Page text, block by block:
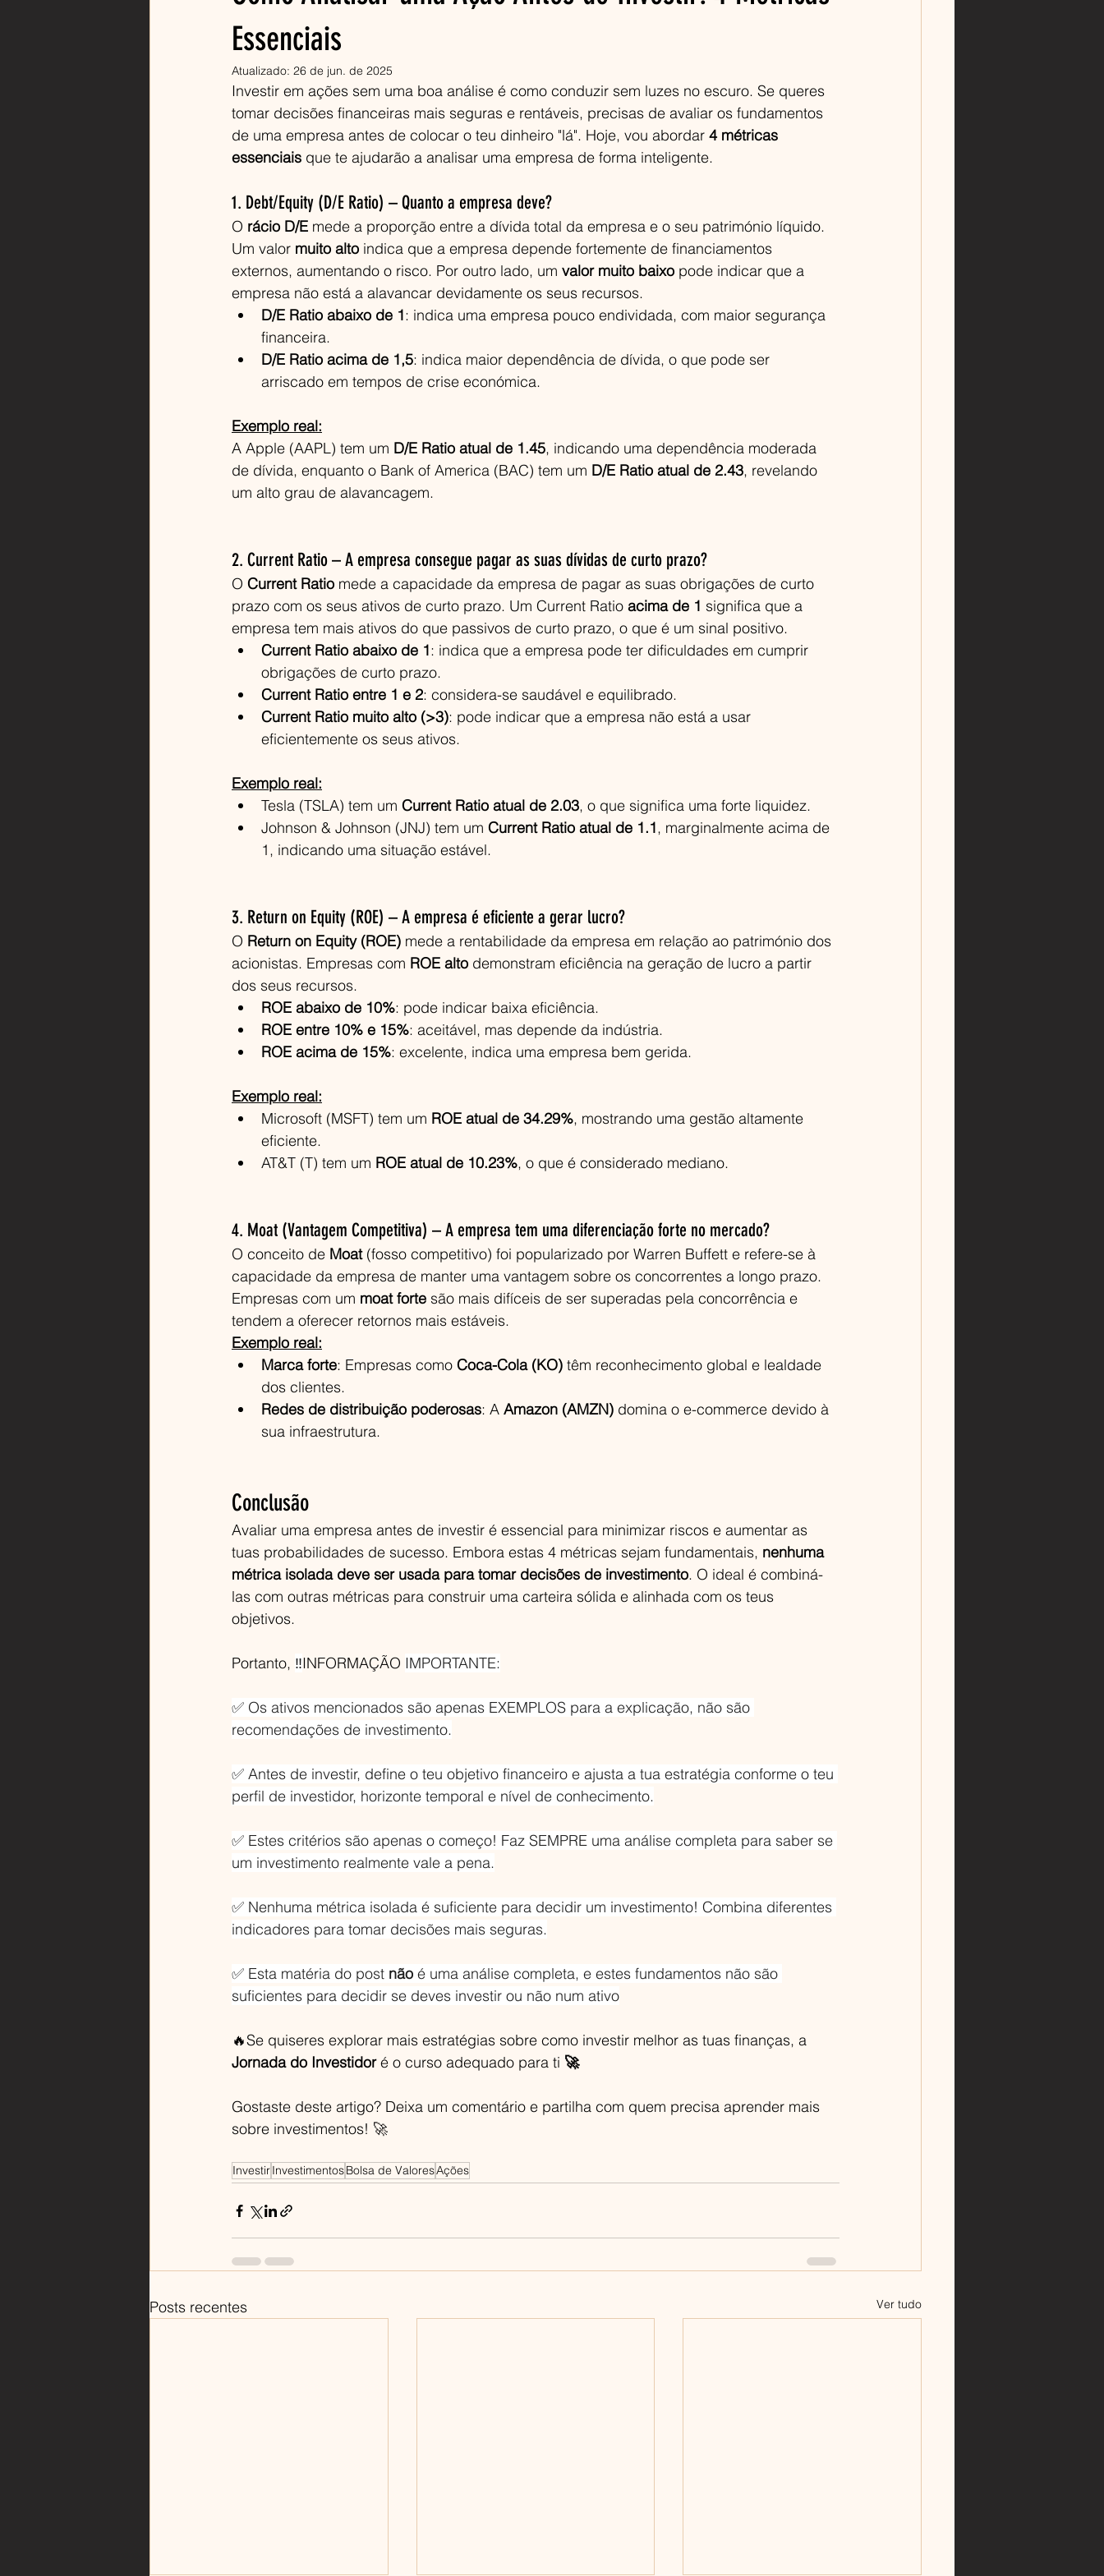
Essenciais
Atualizado: 26 de jun. de 2025
Investir em ações sem uma boa análise é como conduzir sem luzes no escuro. Se queres
tomar decisões financeiras mais seguras e rentáveis, precisas de avaliar os fundamentos
de uma empresa antes de colocar o teu dinheiro "lá". Hoje, vou abordar 4 métricas
essenciais que te ajudarão a analisar uma empresa de forma inteligente.
1. Debt/Equity (D/E Ratio) – Quanto a empresa deve?
O rácio D/E mede a proporção entre a dívida total da empresa e o seu património líquido.
Um valor muito alto indica que a empresa depende fortemente de financiamentos
externos, aumentando o risco. Por outro lado, um valor muito baixo pode indicar que a
empresa não está a alavancar devidamente os seus recursos.
D/E Ratio abaixo de 1: indica uma empresa pouco endividada, com maior segurança
financeira.
D/E Ratio acima de 1,5: indica maior dependência de dívida, o que pode ser
arriscado em tempos de crise económica.
Exemplo real:
A Apple (AAPL) tem um D/E Ratio atual de 1.45, indicando uma dependência moderada
de dívida, enquanto o Bank of America (BAC) tem um D/E Ratio atual de 2.43, revelando
um alto grau de alavancagem.
2. Current Ratio – A empresa consegue pagar as suas dívidas de curto prazo?
O Current Ratio mede a capacidade da empresa de pagar as suas obrigações de curto
prazo com os seus ativos de curto prazo. Um Current Ratio acima de 1 significa que a
empresa tem mais ativos do que passivos de curto prazo, o que é um sinal positivo.
Current Ratio abaixo de 1: indica que a empresa pode ter dificuldades em cumprir
obrigações de curto prazo.
Current Ratio entre 1 e 2: considera-se saudável e equilibrado.
Current Ratio muito alto (>3): pode indicar que a empresa não está a usar
eficientemente os seus ativos.
Exemplo real:
Tesla (TSLA) tem um Current Ratio atual de 2.03, o que significa uma forte liquidez.
Johnson & Johnson (JNJ) tem um Current Ratio atual de 1.1, marginalmente acima de
1, indicando uma situação estável.
3. Return on Equity (ROE) – A empresa é eficiente a gerar lucro?
O Return on Equity (ROE) mede a rentabilidade da empresa em relação ao património dos
acionistas. Empresas com ROE alto demonstram eficiência na geração de lucro a partir
dos seus recursos.
ROE abaixo de 10%: pode indicar baixa eficiência.
ROE entre 10% e 15%: aceitável, mas depende da indústria.
ROE acima de 15%: excelente, indica uma empresa bem gerida.
Exemplo real:
Microsoft (MSFT) tem um ROE atual de 34.29%, mostrando uma gestão altamente
eficiente.
AT&T (T) tem um ROE atual de 10.23%, o que é considerado mediano.
4. Moat (Vantagem Competitiva) – A empresa tem uma diferenciação forte no mercado?
O conceito de Moat (fosso competitivo) foi popularizado por Warren Buffett e refere-se à
capacidade da empresa de manter uma vantagem sobre os concorrentes a longo prazo.
Empresas com um moat forte são mais difíceis de ser superadas pela concorrência e
tendem a oferecer retornos mais estáveis.
Exemplo real:
Marca forte: Empresas como Coca-Cola (KO) têm reconhecimento global e lealdade
dos clientes.
Redes de distribuição poderosas: A Amazon (AMZN) domina o e-commerce devido à
sua infraestrutura.
Conclusão
Avaliar uma empresa antes de investir é essencial para minimizar riscos e aumentar as
tuas probabilidades de sucesso. Embora estas 4 métricas sejam fundamentais, nenhuma
métrica isolada deve ser usada para tomar decisões de investimento. O ideal é combiná-
las com outras métricas para construir uma carteira sólida e alinhada com os teus
objetivos.
Portanto, ‼️INFORMAÇÃO IMPORTANTE:
✅ Os ativos mencionados são apenas EXEMPLOS para a explicação, não são
recomendações de investimento.
✅ Antes de investir, define o teu objetivo financeiro e ajusta a tua estratégia conforme o teu
perfil de investidor, horizonte temporal e nível de conhecimento.
✅ Estes critérios são apenas o começo! Faz SEMPRE uma análise completa para saber se
um investimento realmente vale a pena.
✅ Nenhuma métrica isolada é suficiente para decidir um investimento! Combina diferentes
indicadores para tomar decisões mais seguras.
✅ Esta matéria do post não é uma análise completa, e estes fundamentos não são
suficientes para decidir se deves investir ou não num ativo
🔥Se quiseres explorar mais estratégias sobre como investir melhor as tuas finanças, a
Jornada do Investidor é o curso adequado para ti 🚀
Gostaste deste artigo? Deixa um comentário e partilha com quem precisa aprender mais
sobre investimentos! 🚀
InvestirInvestimentosBolsa de ValoresAções
Posts recentes Ver tudo